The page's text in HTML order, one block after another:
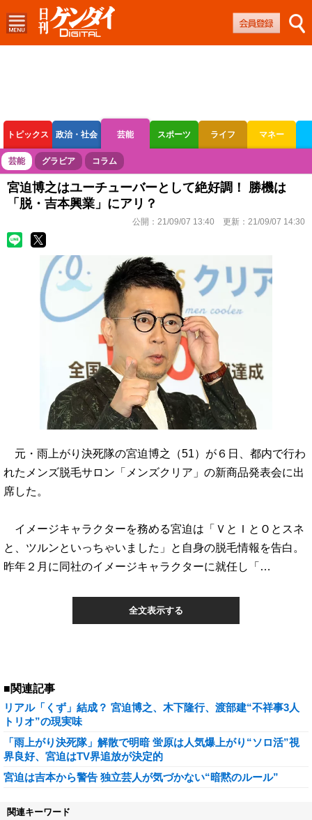
トピックス 政治・社会 芸能 スポーツ ライフ マネー
ボートレース 競輪 オートレース
芸能 グラビア コラム
宮迫博之はユーチューバーとして絶好調！ 勝機は
「脱・吉本興業」にアリ？
公開： 21/09/07 13:40 更新： 21/09/07 14:30
元・雨上がり決死隊の宮迫博之（51）が６日、都内で行わ
れたメンズ脱毛サロン「メンズクリア」の新商品発表会に出
席した。
イメージキャラクターを務める宮迫は「ＶとＩとＯとスネ
と、ツルンといっちゃいました」と自身の脱毛情報を告白。
昨年２月に同社のイメージキャラクターに就任し「…
全文表示する
■関連記事
リアル「くず」結成？ 宮迫博之、木下隆行、渡部建“不祥事3人
トリオ”の現実味
「雨上がり決死隊」解散で明暗 蛍原は人気爆上がり“ソロ活”視
界良好、宮迫はTV界追放が決定的
宮迫は吉本から警告 独立芸人が気づかない“暗黙のルール”
関連キーワード